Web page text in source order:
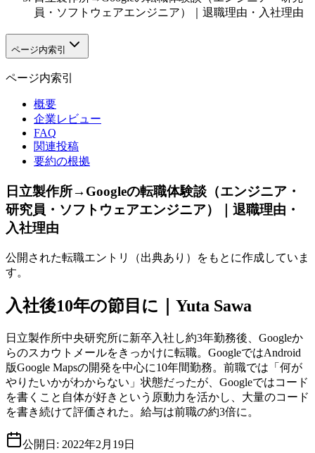
員・ソフトウェアエンジニア）｜退職理由・入社理由
ページ内索引
ページ内索引
概要
企業レビュー
FAQ
関連投稿
要約の根拠
日立製作所→Googleの転職体験談（エンジニア・
研究員・ソフトウェアエンジニア）｜退職理由・
入社理由
公開された転職エントリ（出典あり）をもとに作成していま
す。
入社後10年の節目に｜Yuta Sawa
日立製作所中央研究所に新卒入社し約3年勤務後、Googleか
らのスカウトメールをきっかけに転職。GoogleではAndroid
版Google Mapsの開発を中心に10年間勤務。前職では「何が
やりたいかがわからない」状態だったが、Googleではコード
を書くこと自体が好きという原動力を活かし、大量のコード
を書き続けて評価された。給与は前職の約3倍に。
公開日: 2022年2月19日